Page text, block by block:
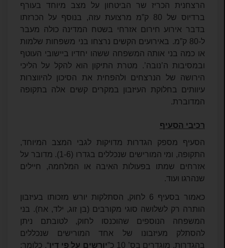
הרצחנית הכריז שר הביטחון על מצב מיוחד בעורף
ברדיוס של 80 ק”מ מרצועת עזה, בנוסף על הכרזתו
בדבר אירוע חירום אזרחי בשטח המדינה כולה מעבר
ל-80 ק”מ. באירועים הקשים נרצחו בני משפחות שלמות
או כמה בני אותה המשפחה ששהו יחדיו ביישובי העוטף
ובמסיבות ה’נובה’. מטרת התיקון הוא להקל על הליכי
הירושה של הנרצחים ולהפחית את הסיכון להיווצרות
עיוותים בחלוקת העיזבון במקרים קשים אלה בתקופה
המדוברת.
רכיבי הסעיף
הסעיף מספק הגדרות מדויקות לגבי המצב המיוחד,
התקופה, ומי המורישים שנכללים בגדרו (1-6). מדובר על
אזרחים שמתו בפעולות האיבה או המלחמה, חיילים
שנהרגו ועוד.
כאמור בסעיף 6 לחוק, הסתלקות יורש מזכותו בעיזבון
הותרה רק לשלושה סוגי מקורבים (בן זוג, ילד, אח). בני
המשפחה הנוספים שהוכנסו לחוק, לטובתם ניתן
להסתלק מעיזבונו של אחד המורישים שנכללים
בהגדרות, מוגדרים בס’ 10 כ”
יורשים על פי דין“, כלומר: